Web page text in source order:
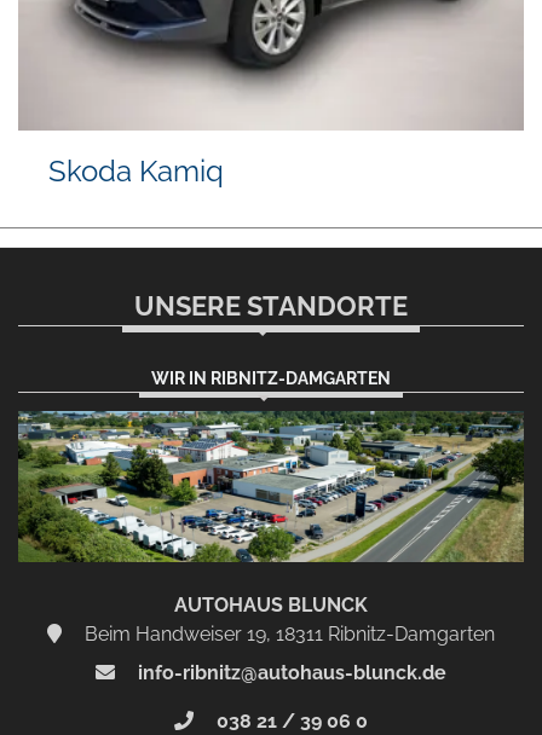
Volkswagen T-Cross
UNSERE STANDORTE
WIR IN RIBNITZ-DAMGARTEN
AUTOHAUS BLUNCK
Beim Handweiser 19, 18311 Ribnitz-Damgarten
info-ribnitz@autohaus-blunck.de
038 21 / 39 06 0